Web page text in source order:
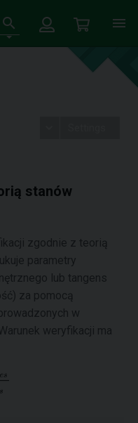
stanów
zgodnie z teorią
parametry
lub tangens
za pomocą
w
weryfikacji ma